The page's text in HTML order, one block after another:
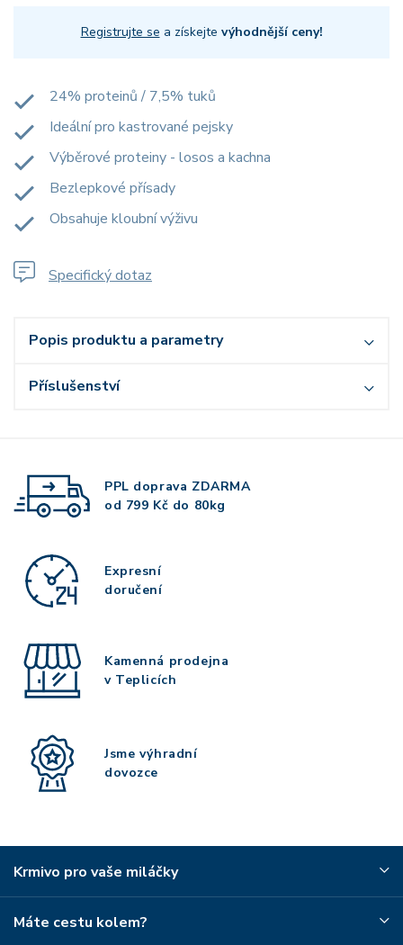
Registrujte se a získejte výhodnější ceny!
24% proteinů / 7,5% tuků
Ideální pro kastrované pejsky
Výběrové proteiny - losos a kachna
Bezlepkové přísady
Obsahuje kloubní výživu
Specifický dotaz
Popis produktu a parametry
Příslušenství
PPL doprava ZDARMA
od 799 Kč do 80kg
Expresní
doručení
Kamenná prodejna
v Teplicích
Jsme výhradní
dovozce
Krmivo pro vaše miláčky
Máte cestu kolem?